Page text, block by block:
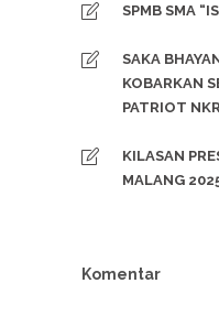
SPMB SMA
SAKA
KOBARKAN
PATRIOT
KILASAN
MALANG
Komentar